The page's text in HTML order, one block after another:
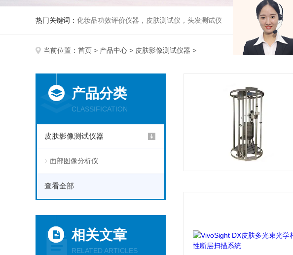
热门关键词： 化妆品功效评价仪器，皮肤测试仪，头发测试仪
当前位置： 首页 > 产品中心 > 皮肤影像测试仪器 >
产品分类
CLASSIFICATION
皮肤影像测试仪器
面部图像分析仪
查看全部
相关文章
RELATED ARTICLES